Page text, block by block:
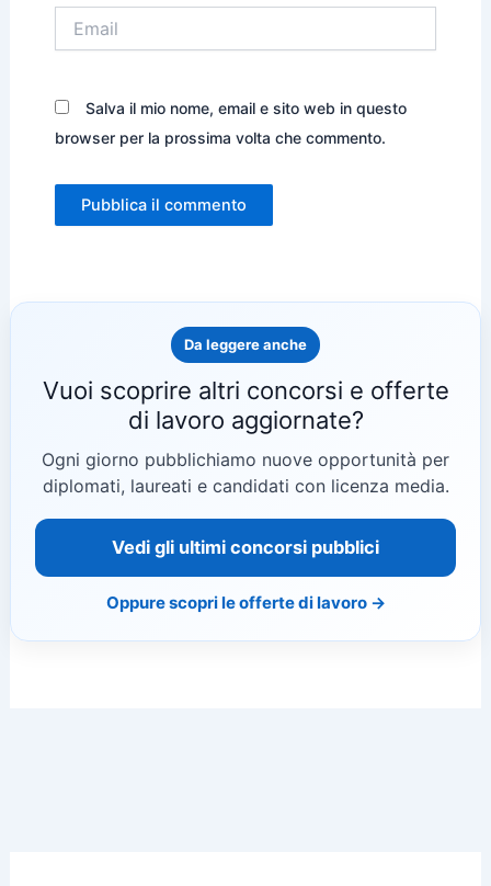
Salva il mio nome, email e sito web in questo
browser per la prossima volta che commento.
Da leggere anche
Vuoi scoprire altri concorsi e offerte
di lavoro aggiornate?
Ogni giorno pubblichiamo nuove opportunità per
diplomati, laureati e candidati con licenza media.
Vedi gli ultimi concorsi pubblici
Oppure scopri le offerte di lavoro →